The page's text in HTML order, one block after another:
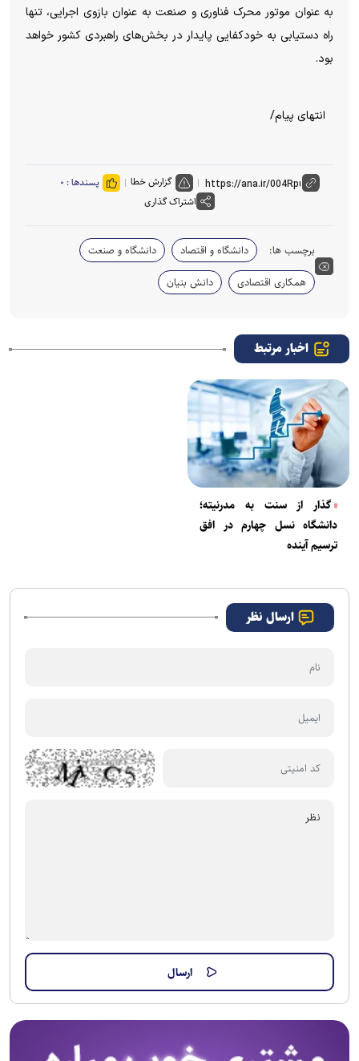
به عنوان موتور محرک فناوری و صنعت به عنوان بازوی اجرایی، تنها
راه دستیابی به خودکفایی پایدار در بخش‌های راهبردی کشور خواهد
بود.
انتهای پیام/
گزارش خطا پسندها : ۰
اشتراک گذاری
برچسب ها: دانشگاه و اقتصاد
دانشگاه و صنعت
همکاری اقتصادی
دانش بنیان
اخبار مرتبط
گذار از سنت به مدرنیته؛
دانشگاه نسل چهارم در افق
ترسیم آینده
ارسال نظر